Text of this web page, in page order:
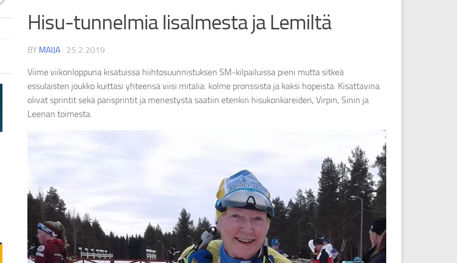
Hisu-tunnelmia Iisalmesta ja Lemiltä
BY MAIJA · 25.2.2019
Viime viikonloppuna kisatuissa hiihtosuunnistuksen SM-kilpailuissa pieni mutta sitkeä
essulaisten joukko kuittasi yhteensä viisi mitalia: kolme pronssista ja kaksi hopeista. Kisattavina
olivat sprintit sekä parisprintit ja menestystä saatiin etenkin hisukonkareiden, Virpin, Sinin ja
Leenan toimesta.